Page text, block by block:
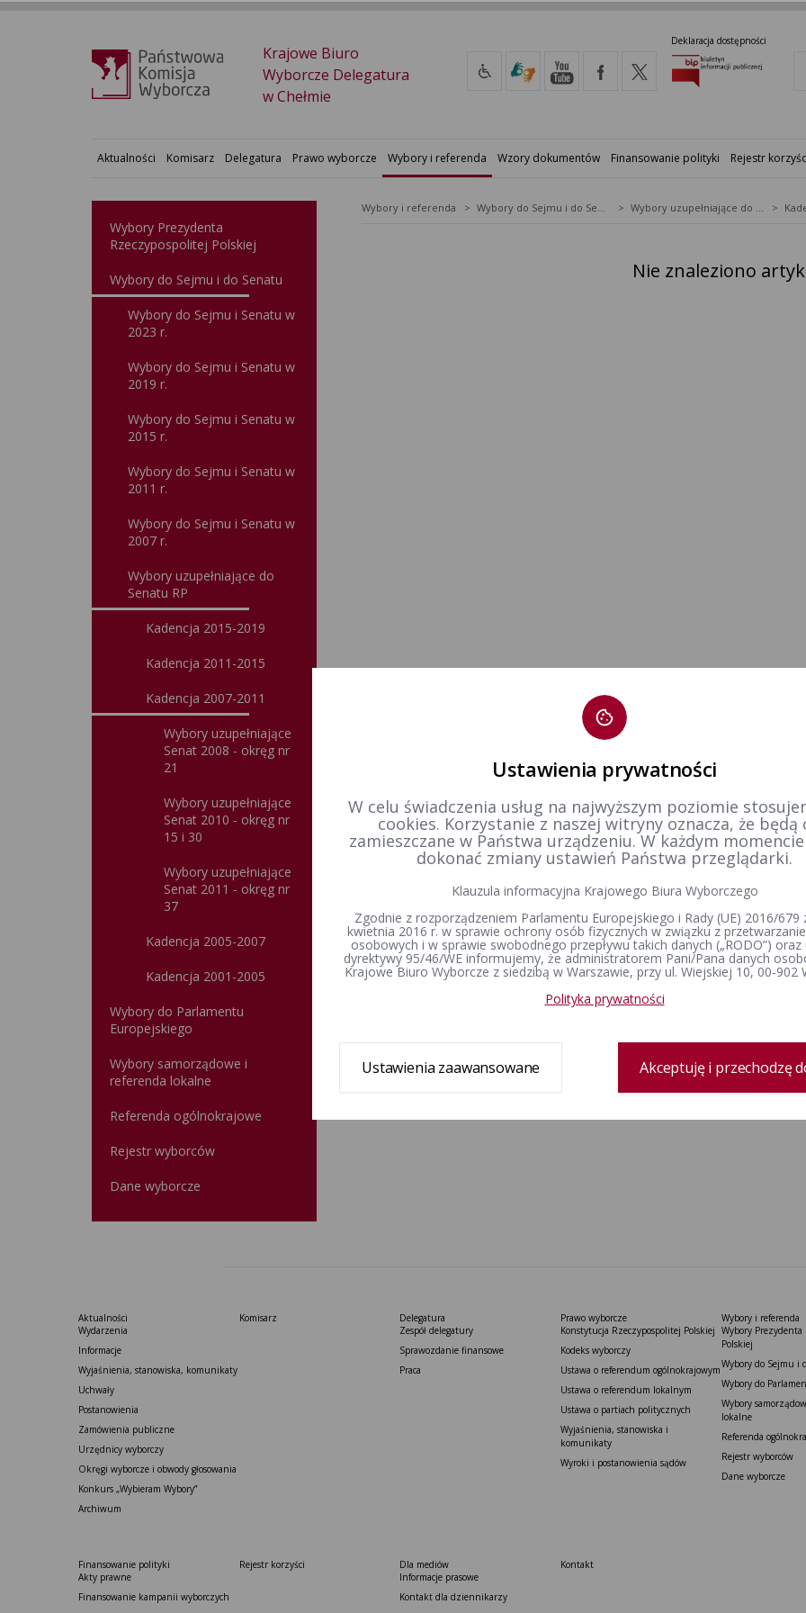
Krajowe Biuro
Wyborcze Delegatura
w Chełmie
Deklaracja dostępności
Aktualności Komisarz Delegatura Prawo wyborcze Wybory i referenda Wzory dokumentów Finansowanie polityki Rejestr
Wybory Prezydenta
Rzeczypospolitej Polskiej
Wybory do Sejmu i do Senatu
Wybory do Sejmu i Senatu w
2023 r.
Wybory do Sejmu i Senatu w
2019 r.
Wybory do Sejmu i Senatu w
2015 r.
Wybory do Sejmu i Senatu w
2011 r.
Wybory do Sejmu i Senatu w
2007 r.
Wybory uzupełniające do
Senatu RP
Kadencja 2015-2019
Kadencja 2011-2015
Kadencja 2007-2011
Wybory uzupełniające
Senat 2008 - okręg nr
21
Wybory uzupełniające
Senat 2010 - okręg nr
15 i 30
Wybory uzupełniające
Senat 2011 - okręg nr
37
Kadencja 2005-2007
Kadencja 2001-2005
Wybory do Parlamentu
Europejskiego
Wybory samorządowe i
referenda lokalne
Referenda ogólnokrajowe
Rejestr wyborców
Dane wyborcze
Wybory i referenda Wybory do Sejmu i do Senatu Wybory uzupełniające do Senatu RP
Nie znaleziono
Aktualności
Wydarzenia
Informacje
Wyjaśnienia, stanowiska, komunikaty
Uchwały
Postanowienia
Zamówienia publiczne
Urzędnicy wyborczy
Okręgi wyborcze i obwody głosowania
Konkurs „Wybieram Wybory”
Archiwum
Komisarz
Delegatura
Zespół delegatury
Sprawozdanie finansowe
Praca
Prawo wyborcze
Konstytucja Rzeczypospolitej Polskiej​
Kodeks wyborczy
Ustawa o referendum ogólnokrajowym
Ustawa o referendum lokalnym
Ustawa o partiach politycznych
Wyjaśnienia, stanowiska i
komunikaty
Wyroki i postanowienia sądów
Wybory i referenda
Wybory Prezydenta
Polskiej
Wybory do Sejmu i
Wybory do
Wybory
lokalne
Referenda
Rejestr wyborców
Dane wyborcze
Finansowanie polityki
Akty prawne
Finansowanie kampanii wyborczych
Rejestr korzyści
Dla mediów
Informacje prasowe
Kontakt dla dziennikarzy
Kontakt
Ustawienia prywatności
W celu świadczenia usług na najwyższym poziomie
cookies. Korzystanie z naszej witryny oznacza, że będą
zamieszczane w Państwa urządzeniu. W każdym
dokonać zmiany ustawień Państwa przeglądarki.
Klauzula informacyjna Krajowego Biura Wyborczego
Zgodnie z rozporządzeniem Parlamentu Europejskiego i Rady (UE) 2016/679
kwietnia 2016 r. w sprawie ochrony osób fizycznych w związku z
osobowych i w sprawie swobodnego przepływu takich danych („RODO”) oraz
dyrektywy 95/46/WE informujemy, że administratorem Pani/Pana danych
Krajowe Biuro Wyborcze z siedzibą w Warszawie, przy ul. Wiejskiej 10, 00-902
Polityka prywatności
Ustawienia zaawansowane Akceptuję i przechodzę